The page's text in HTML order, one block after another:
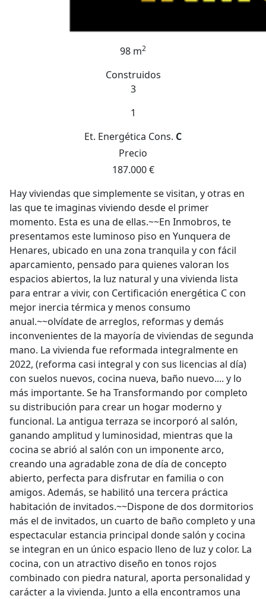
98 m2
Construidos
3
1
Et. Energética Cons. C
Precio
187.000 €
Hay viviendas que simplemente se visitan, y otras en
las que te imaginas viviendo desde el primer
momento. Esta es una de ellas.~~En Inmobros, te
presentamos este luminoso piso en Yunquera de
Henares, ubicado en una zona tranquila y con fácil
aparcamiento, pensado para quienes valoran los
espacios abiertos, la luz natural y una vivienda lista
para entrar a vivir, con Certificación energética C con
mejor inercia térmica y menos consumo
anual.~~olvídate de arreglos, reformas y demás
inconvenientes de la mayoría de viviendas de segunda
mano. La vivienda fue reformada integralmente en
2022, (reforma casi integral y con sus licencias al día)
con suelos nuevos, cocina nueva, baño nuevo.... y lo
más importante. Se ha Transformando por completo
su distribución para crear un hogar moderno y
funcional. La antigua terraza se incorporó al salón,
ganando amplitud y luminosidad, mientras que la
cocina se abrió al salón con un imponente arco,
creando una agradable zona de día de concepto
abierto, perfecta para disfrutar en familia o con
amigos. Además, se habilitó una tercera práctica
habitación de invitados.~~Dispone de dos dormitorios
más el de invitados, un cuarto de baño completo y una
espectacular estancia principal donde salón y cocina
se integran en un único espacio lleno de luz y color. La
cocina, con un atractivo diseño en tonos rojos
combinado con piedra natural, aporta personalidad y
carácter a la vivienda. Junto a ella encontramos una